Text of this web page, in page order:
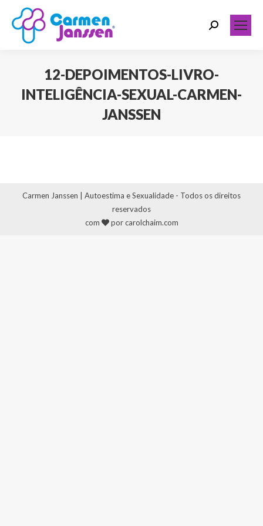
Search:
12-DEPOIMENTOS-LIVRO-
INTELIGÊNCIA-SEXUAL-CARMEN-
JANSSEN
Carmen Janssen | Autoestima e Sexualidade - Todos os direitos
reservados
com
por carolchaim.com